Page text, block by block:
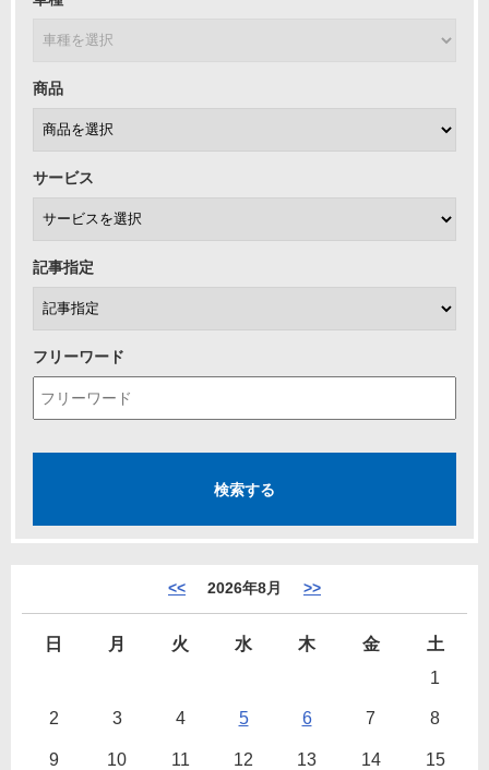
商品
サービス
記事指定
フリーワード
<< 2026年8月 >>
日 月 火 水 木 金
土
1
2 3 4 5 6 7 8
9 10 11 12 13 14 15